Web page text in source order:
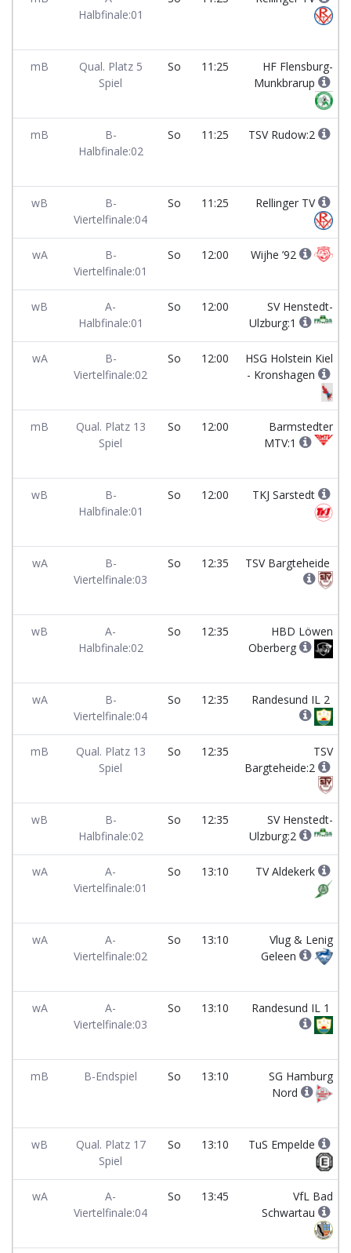
Halbfinale:01
mB
Qual. Platz 5
Spiel
So 11:25
HF Flensburg-
Munkbrarup
mB
B-
Halbfinale:02
So 11:25 TSV Rudow:2
wB
B-
Viertelfinale:04
So 11:25 Rellinger TV
wA
B-
Viertelfinale:01
So 12:00 Wijhe ’92
wB
A-
Halbfinale:01
So 12:00
SV Henstedt-
Ulzburg:1
wA
B-
Viertelfinale:02
So 12:00
HSG Holstein Kiel
- Kronshagen
mB
Qual. Platz 13
Spiel
So 12:00
Barmstedter
MTV:1
wB
B-
Halbfinale:01
So 12:00 TKJ Sarstedt
wA
B-
Viertelfinale:03
So 12:35 TSV Bargteheide
wB
A-
Halbfinale:02
So 12:35
HBD Löwen
Oberberg
wA
B-
Viertelfinale:04
So 12:35 Randesund IL 2
mB
Qual. Platz 13
Spiel
So 12:35
TSV
Bargteheide:2
wB
B-
Halbfinale:02
So 12:35
SV Henstedt-
Ulzburg:2
wA
A-
Viertelfinale:01
So 13:10 TV Aldekerk
wA
A-
Viertelfinale:02
So 13:10
Vlug & Lenig
Geleen
wA
A-
Viertelfinale:03
So 13:10 Randesund IL 1
mB B-Endspiel So 13:10
SG Hamburg
Nord
wB
Qual. Platz 17
Spiel
So 13:10 TuS Empelde
wA
A-
Viertelfinale:04
So 13:45
VfL Bad
Schwartau